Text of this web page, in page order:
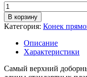
Количество
товара
Конек
прямой
металлический,
длина
планки
2м,
В корзину
Категория: Конек
Описание
Характеристики
Самый верхний